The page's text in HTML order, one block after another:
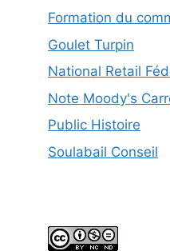
Formation du
Goulet Turpin
National Retail
Note Moody's
Public Histoire
Soulabail Conseil